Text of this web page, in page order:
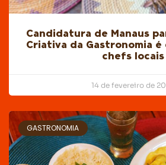
Candidatura de Manaus
Criativa da Gastronomia é
chefs locais
14 de fevereiro de
GASTRONOMIA